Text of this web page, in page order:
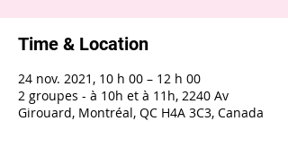
Time & Location
24 nov. 2021, 10 h 00 – 12 h 00
2 groupes - à 10h et à 11h, 2240 Av
Girouard, Montréal, QC H4A 3C3, Canada